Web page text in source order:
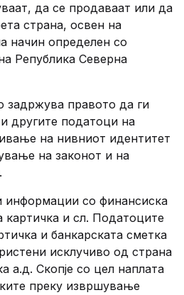
да се продаваат или да
страна, освен на
начин определен со
Република Северна
правото да ги
другите податоци на
на нивниот идентитет
на законот и на
информации со финансиска
картичка и сл. Податоците
и банкарската сметка
исклучиво од страна
а.д. Скопје со цел наплата
преку извршување